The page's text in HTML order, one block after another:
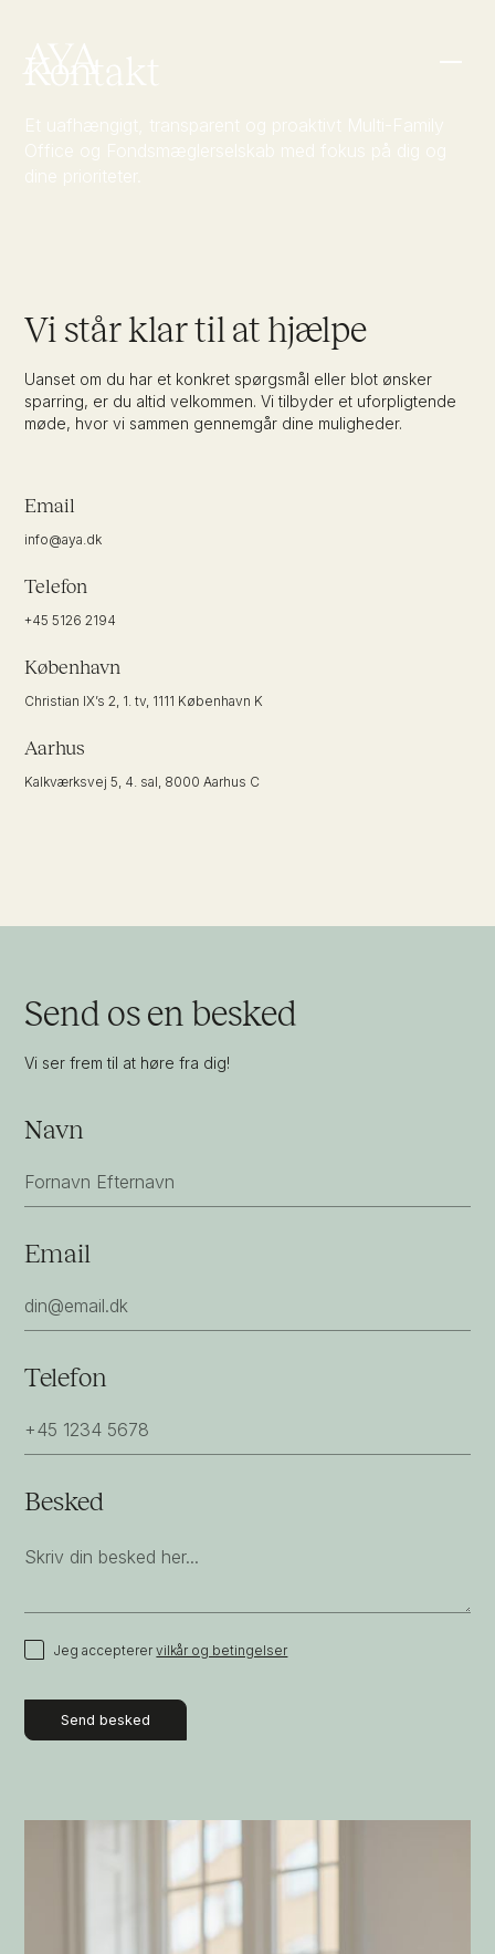
Wealth & Family
Organizations
Mød os Team
Kontakt
Et uafhængigt, transparent og proaktivt Multi-Family
Office og Fondsmæglerselskab med fokus på dig og
dine prioriteter.
Vi står klar til at hjælpe
Uanset om du har et konkret spørgsmål eller blot ønsker
sparring, er du altid velkommen. Vi tilbyder et uforpligtende
møde, hvor vi sammen gennemgår dine muligheder.
Email
info@aya.dk
Telefon
+45 5126 2194
København
Christian IX’s 2, 1. tv, 1111 København K
Aarhus
Kalkværksvej 5, 4. sal, 8000 Aarhus C
Send os en besked
Vi ser frem til at høre fra dig!
Navn
Email
Telefon
Besked
Jeg accepterervilkår og betingelser